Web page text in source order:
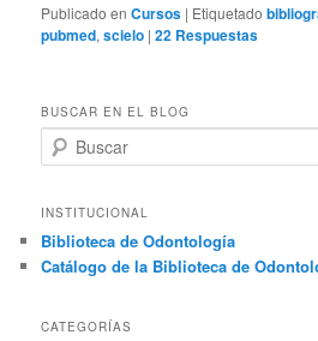
Publicado en Cursos | Etiquetado
pubmed,scielo |22 Respuestas
BUSCAR EN EL BLOG
u
c
r
INSTITUCIONAL
Biblioteca de Odontología
Catálogo de la Biblioteca de
CATEGORÍAS